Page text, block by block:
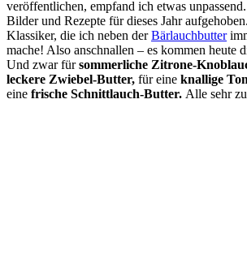
veröffentlichen, empfand ich etwas
Bilder und Rezepte für dieses Jahr
Klassiker, die ich neben derBärlauchbutter
mache! Also anschnallen – es kommen heute
Und zwar fürsommerliche Zitrone-
leckere Zwiebel-Butter, für eine knallige
eine frische Schnittlauch-Butter. Alle sehr